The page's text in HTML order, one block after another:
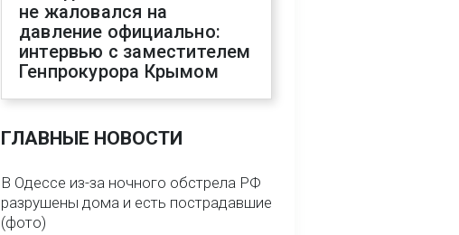
не жаловался на
давление официально:
интервью с заместителем
Генпрокурора Крымом
ГЛАВНЫЕ НОВОСТИ
В Одессе из-за ночного обстрела РФ
разрушены дома и есть пострадавшие
(фото)